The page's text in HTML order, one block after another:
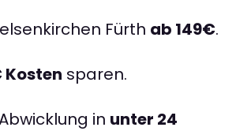
Fürth ab 149€.
Kosten sparen.
in unter 24